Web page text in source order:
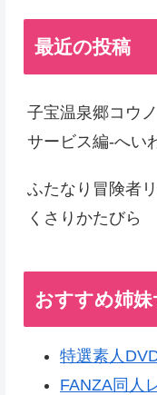
最近の投稿
子宝温泉郷コウ
サービス編-へい
ふたなり冒険者
くさりかたびら
おすすめ姉妹
特選素人
FANZA同人